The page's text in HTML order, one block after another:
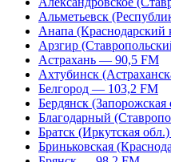
Альметьевск
Анапа
Арзгир
Астрахань — 90,5 FM
Ахтубинск
Белгород — 103,2 FM
Бердянск
Благодарный
Братск (Иркутская
Бриньковская